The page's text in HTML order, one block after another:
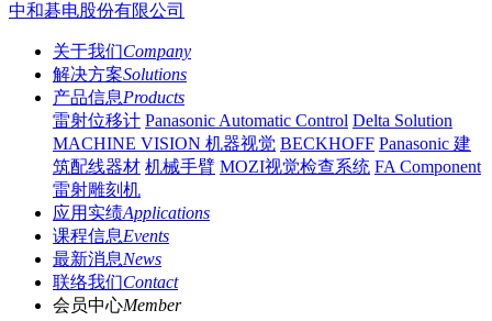
中和碁电股份有限公司
关于我们Company
解决方案Solutions
产品信息Products
雷射位移计 Panasonic Automatic Control Delta Solution
MACHINE VISION 机器视觉 BECKHOFF Panasonic 建
筑配线器材 机械手臂 MOZI视觉检查系统 FA Component
雷射雕刻机
应用实绩Applications
课程信息Events
最新消息News
联络我们Contact
会员中心Member